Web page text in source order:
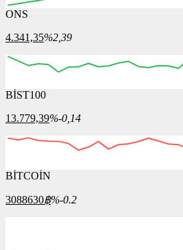
ONS
4.341,35%2,39
BİST100
13.779,39%-0,14
BİTCOİN
3088630฿%-0.2